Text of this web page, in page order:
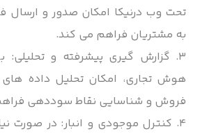
تحت وب درنیکا امکان صدور و ارسال
به مشتریان فراهم می کند.
۳. گزارش گیری پیشرفته و تحلیلی:
هوش تجاری، امکان تحلیل داده های
فروش و شناسایی نقاط سوددهی
۴. کنترل موجودی و انبار: در صورت